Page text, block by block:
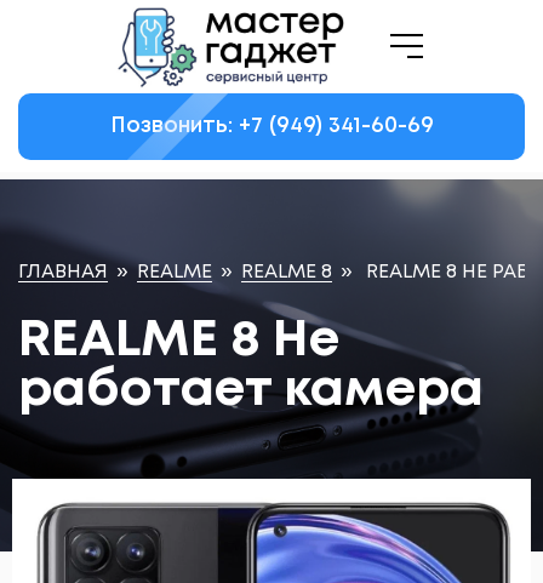
Позвонить: +7 (949) 341-60-69
ГЛАВНАЯ » REALME » REALME 8 » REALME 8 НЕ
REALME 8 Не
работает камера